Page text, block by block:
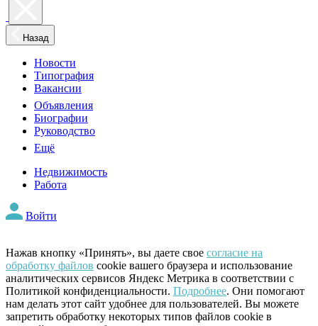
Назад
Новости
Типография
Вакансии
Объявления
Биографии
Руководство
Ещё
Недвижимость
Работа
Войти
Нажав кнопку «Принять», вы даете свое согласие на
обработку файлов cookie вашего браузера и использование
аналитических сервисов Яндекс Метрика в соответствии с
Политикой конфиденциальности. Подробнее. Они помогают
нам делать этот сайт удобнее для пользователей. Вы можете
запретить обработку некоторых типов файлов cookie в